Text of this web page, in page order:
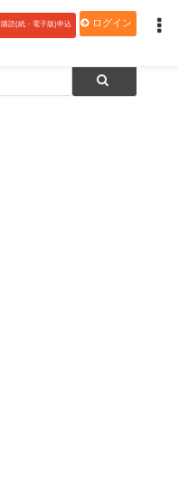
購読(紙・電子版)申込 ログイン